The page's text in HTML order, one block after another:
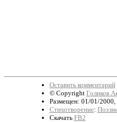
Оставить комментарий
© Copyright Голиков
Размещен: 01/01/2000,
Стихотворение:
Скачать FB2